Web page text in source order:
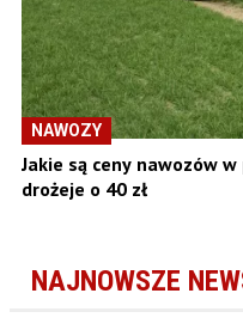
NAWOZY
Jakie są ceny nawozów
drożeje o 40 zł
NAJNOWSZE